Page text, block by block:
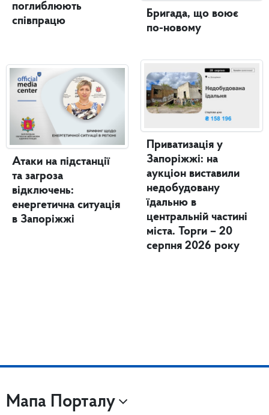
поглиблюють
співпрацю
Атаки на підстанції
та загроза
відключень:
енергетична ситуація
в Запоріжжі
Бригада, що воює
по-новому
Приватизація у
Запоріжжі: на
аукціон виставили
недобудовану
їдальню в
центральній частині
міста. Торги – 20
серпня 2026 року
Мапа Порталу